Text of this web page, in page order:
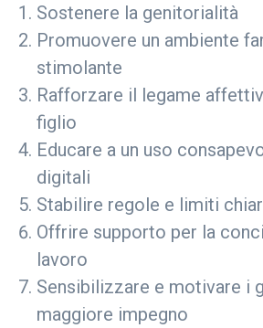
Sostenere la genitorialità
Promuovere un ambiente
stimolante
Rafforzare il legame
figlio
Educare a un uso
digitali
Stabilire regole e limiti
Offrire supporto per la
lavoro
Sensibilizzare e motivare i
maggiore impegno